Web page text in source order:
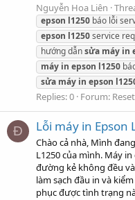
Nguyễn Hoa Liên
epson l1250 báo lỗi
epson l1250service
hướng dẫnsửa máy in
máy in epson l1250
sửa máy in epson
Replies: 0 Forum:
Đ Lỗi máy in Epson
Chào cả nhà, Mình
L1250 của mình. Máy
đường kẻ không đều
làm sạch đầu in và
phục được tình trạng